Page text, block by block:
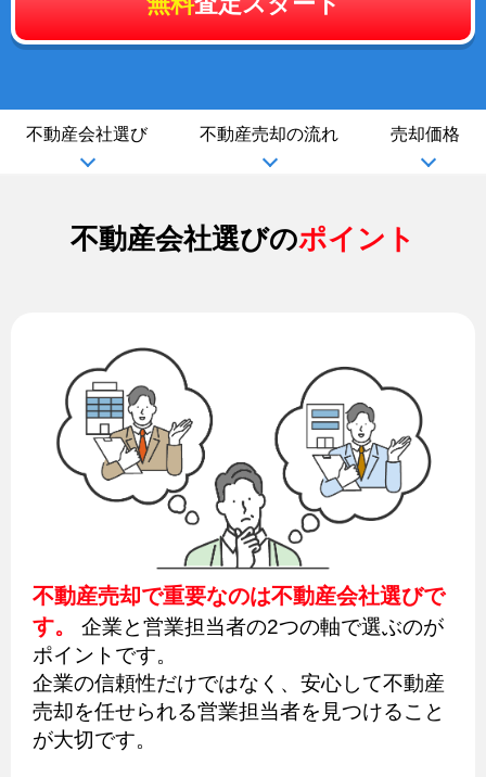
不動産会社選び 不動産売却の流れ 売却価格
不動産会社選びのポイント
不動産売却で重要なのは不動産会社選びで
す。
企業と営業担当者の2つの軸で選ぶのが
ポイントです。
企業の信頼性だけではなく、安心して不動産
売却を任せられる営業担当者を見つけること
が大切です。